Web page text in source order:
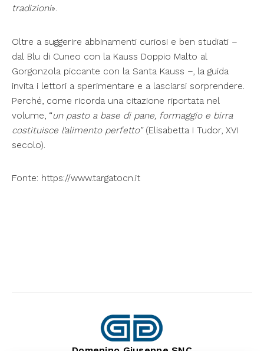
tradizioni».
Oltre a suggerire abbinamenti curiosi e ben studiati –
dal Blu di Cuneo con la Kauss Doppio Malto al
Gorgonzola piccante con la Santa Kauss –, la guida
invita i lettori a sperimentare e a lasciarsi sorprendere.
Perché, come ricorda una citazione riportata nel
volume, “un pasto a base di pane, formaggio e birra
costituisce l’alimento perfetto”(Elisabetta I Tudor, XVI
secolo).
Fonte: https://www.targatocn.it